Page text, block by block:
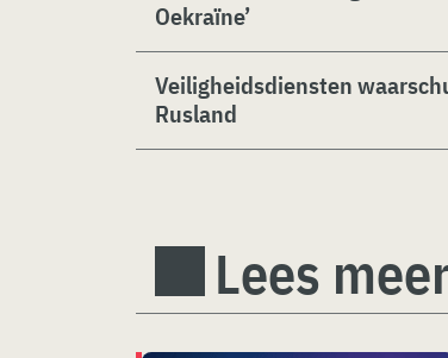
Oekraïne’
Veiligheidsdiensten
Rusland
Lees